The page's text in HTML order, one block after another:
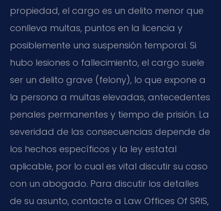
propiedad, el cargo es un delito menor que
conlleva multas, puntos en la licencia y
posiblemente una suspensión temporal. Si
hubo lesiones o fallecimiento, el cargo suele
ser un delito grave (felony), lo que expone a
la persona a multas elevadas, antecedentes
penales permanentes y tiempo de prisión. La
severidad de las consecuencias depende de
los hechos específicos y la ley estatal
aplicable, por lo cual es vital discutir su caso
con un abogado. Para discutir los detalles
de su asunto, contacte a Law Offices Of SRIS,